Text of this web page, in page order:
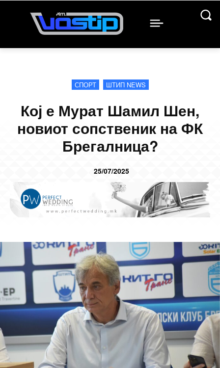
СПОРТ ШТИП NEWS
Кој е Мурат Шамил Шен,
новиот сопственик на ФК
Брегалница?
25/07/2025